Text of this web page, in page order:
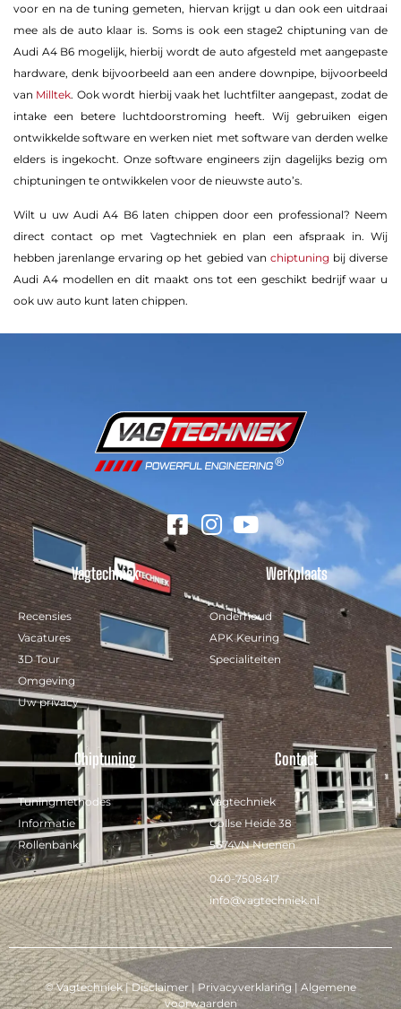
voor en na de tuning gemeten, hiervan krijgt u dan ook een uitdraai
mee als de auto klaar is. Soms is ook een stage2 chiptuning van de
Audi A4 B6 mogelijk, hierbij wordt de auto afgesteld met aangepaste
hardware, denk bijvoorbeeld aan een andere downpipe, bijvoorbeeld
van Milltek. Ook wordt hierbij vaak het luchtfilter aangepast, zodat de
intake een betere luchtdoorstroming heeft. Wij gebruiken eigen
ontwikkelde software en werken niet met software van derden welke
elders is ingekocht. Onze software engineers zijn dagelijks bezig om
chiptuningen te ontwikkelen voor de nieuwste auto’s.
Wilt u uw Audi A4 B6 laten chippen door een professional? Neem
direct contact op met Vagtechniek en plan een afspraak in. Wij
hebben jarenlange ervaring op het gebied van chiptuning bij diverse
Audi A4 modellen en dit maakt ons tot een geschikt bedrijf waar u
ook uw auto kunt laten chippen.
Vagtechniek
Recensies
Vacatures
3D Tour
Omgeving
Uw privacy
Werkplaats
Onderhoud
APK Keuring
Specialiteiten
Chiptuning
Tuningmethodes
Informatie
Rollenbank
Contact
Vagtechniek
Collse Heide 38
5674VN Nuenen
040-7508417
info@vagtechniek.nl
© Vagtechniek |Disclaimer | Privacyverklaring | Algemene
voorwaarden